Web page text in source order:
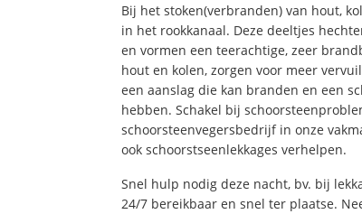
Bij het stoken(verbranden) van hout,
in het rookkanaal. Deze deeltjes
en vormen een teerachtige, zeer
hout en kolen, zorgen voor meer
een aanslag die kan branden en een
hebben. Schakel bij
schoorsteenvegersbedrijf in onze
ook schoorstseenlekkages verhelpen.
Snel hulp nodig deze nacht, bv. bij
24/7 bereikbaar en snel ter plaatse.